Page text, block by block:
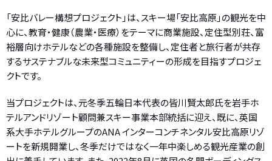
「安比バレー構想プロジェクト」は、スキー場「安比高原」の観光を中
心に、教育・健康（農業・医療）をテーマに商業施設、定住型別荘、富
裕層向けホテルなどの各種施設を整備し、定住者と旅行者が共存
するサステナブルな未来型コミュニティーの形成を目指すプロジェ
クトです。
当プロジェクトは、元冬季五輪日本代表の皆川賢太郎氏を岩手ホ
テルアンドリゾート顧問兼スキー事業本部統括に迎え、既に、英国
系大手ホテルグループのANA インターコンチネンタル安比高原リゾ
ートを新規開業し、冬季だけではなく一年中楽しめる観光産業の創